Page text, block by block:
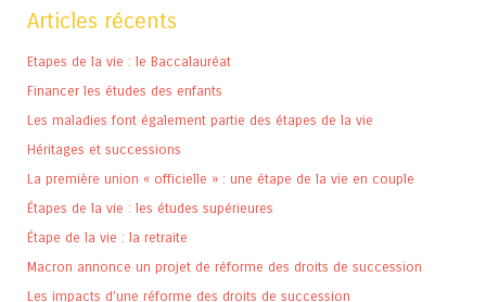
Articles récents
Etapes de la vie : le Baccalauréat
Financer les études des enfants
Les maladies font également partie des étapes de la vie
Héritages et successions
La première union « officielle » : une étape de la vie en couple
Étapes de la vie : les études supérieures
Étape de la vie : la retraite
Macron annonce un projet de réforme des droits de succession
Les impacts d’une réforme des droits de succession